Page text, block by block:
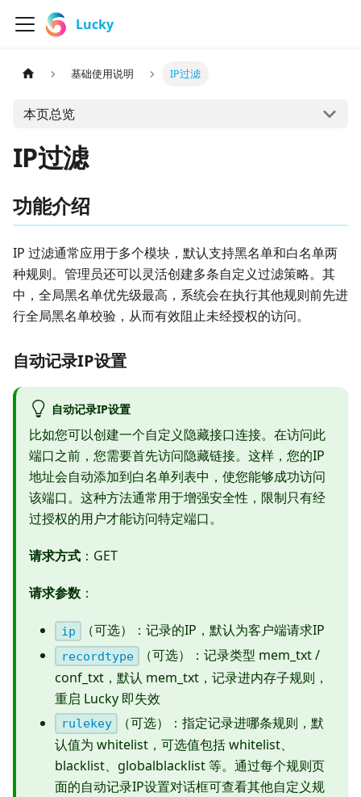
Lucky
基础使用说明 IP过滤
本页总览
IP过滤
功能介绍
IP 过滤通常应用于多个模块，默认支持黑名单和白名单两
种规则。管理员还可以灵活创建多条自定义过滤策略。其
中，全局黑名单优先级最高，系统会在执行其他规则前先进
行全局黑名单校验，从而有效阻止未经授权的访问。
自动记录IP设置
自动记录IP设置
比如您可以创建一个自定义隐藏接口连接。在访问此
端口之前，您需要首先访问隐藏链接。这样，您的IP
地址会自动添加到白名单列表中，使您能够成功访问
该端口。这种方法通常用于增强安全性，限制只有经
过授权的用户才能访问特定端口。
请求方式 ：GET
请求参数 ：
ip （可选）：记录的IP，默认为客户端请求IP
recordtype
（可选）：记录类型 mem_txt /
conf_txt，默认 mem_txt，记录进内存子规则，
重启 Lucky 即失效
rulekey
（可选）：指定记录进哪条规则，默
认值为 whitelist，可选值包括 whitelist、
blacklist、globalblacklist 等。通过每个规则页
面的自动记录IP设置对话框可查看其他自定义规